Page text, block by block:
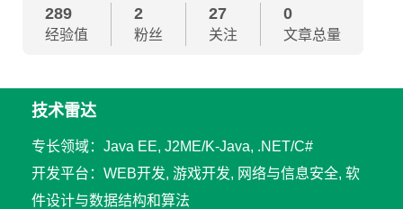
289
经验值
2
粉丝
27
关注
0
文章总量
技术雷达
专长领域：Java EE, J2ME/K-Java, .NET/C#
开发平台：WEB开发, 游戏开发, 网络与信息安全, 软
件设计与数据结构和算法